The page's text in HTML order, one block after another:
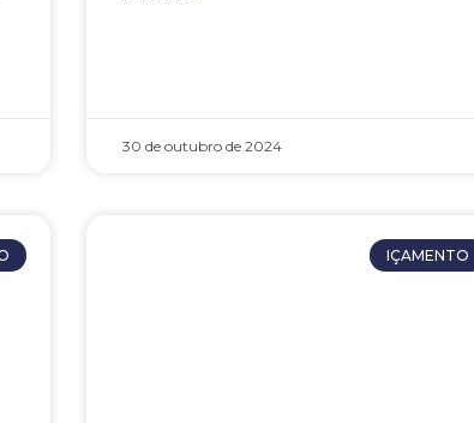
30 de outubro de 2024
IÇAMENTO